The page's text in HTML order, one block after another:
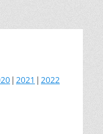
2021
2022